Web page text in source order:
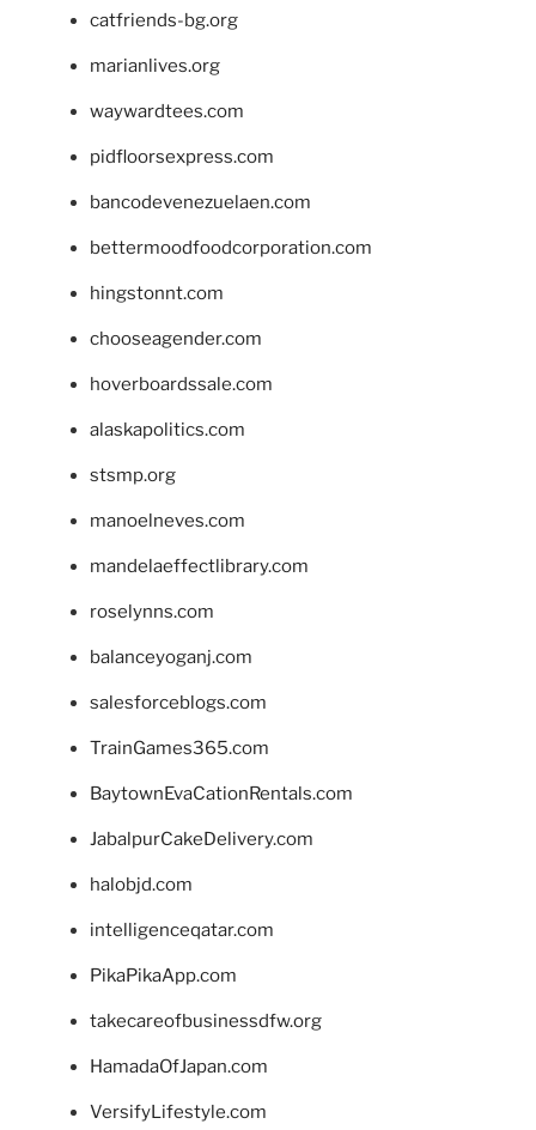
catfriends-bg.org
marianlives.org
waywardtees.com
pidfloorsexpress.com
bancodevenezuelaen.com
bettermoodfoodcorporation.com
hingstonnt.com
chooseagender.com
hoverboardssale.com
alaskapolitics.com
stsmp.org
manoelneves.com
mandelaeffectlibrary.com
roselynns.com
balanceyoganj.com
salesforceblogs.com
TrainGames365.com
BaytownEvaCationRentals.com
JabalpurCakeDelivery.com
halobjd.com
intelligenceqatar.com
PikaPikaApp.com
takecareofbusinessdfw.org
HamadaOfJapan.com
VersifyLifestyle.com